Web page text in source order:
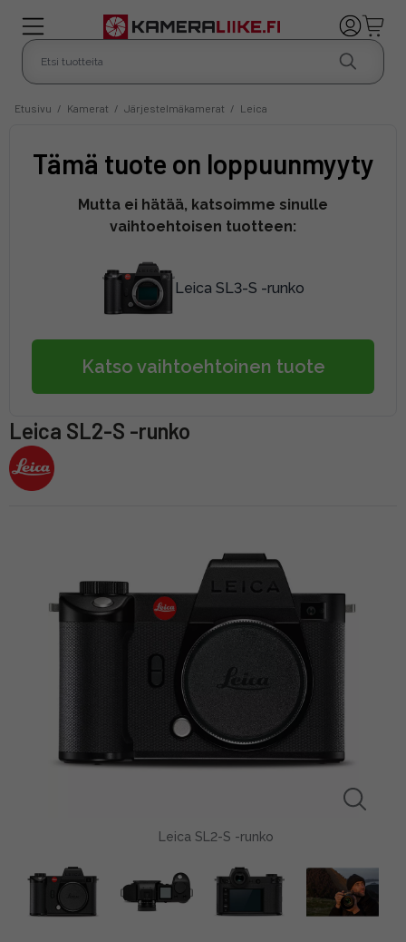
Etusivu / Kamerat / Järjestelmäkamerat / Leica
Tämä tuote on loppuunmyyty
Mutta ei hätää, katsoimme sinulle
vaihtoehtoisen tuotteen:
Leica SL3-S -runko
Katso vaihtoehtoinen tuote
Leica SL2-S -runko
Leica SL2-S -runko